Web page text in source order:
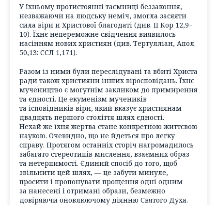
У їхньому протистоянні таємниці беззаконня,
незважаючи на людську неміч, змогла засяяти
сила віри й Христової благодаті (див. ІІ Кор 12,9–
10). Їхнє непереможне свідчення виявилось
насінням нових християн (див. Тертулліан, Апол.
50,13: ССЛ 1,171).
Разом із ними були переслідувані та вбиті Христа
ради також християни інших віросповідань. Їхнє
мучеництво є могутнім закликом до примирення
та єдності. Це екуменізм мучеників
та ісповідників віри, який вказує християнам
двадцять першого століття шлях єдності.
Нехай же їхня жертва стане конкретною життєвою
наукою. Очевидно, що не йдеться про легку
справу. Протягом останніх сторіч нагромадилось
забагато стереотипів мислення, взаємних образ
та нетерпимості. Єдиний спосіб до того, щоб
звільнити цей шлях, — це забути минуле,
просити і пропонувати прощення одні одним
за нанесені і отримані образи, безмежно
довіряючи оновлюючому діянню Святого Духа.